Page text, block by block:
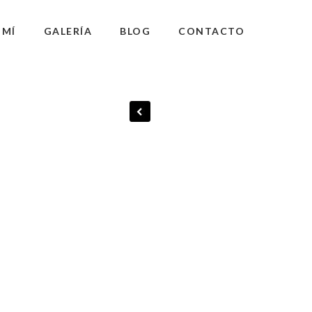
MÍ GALERÍA BLOG CONTACTO